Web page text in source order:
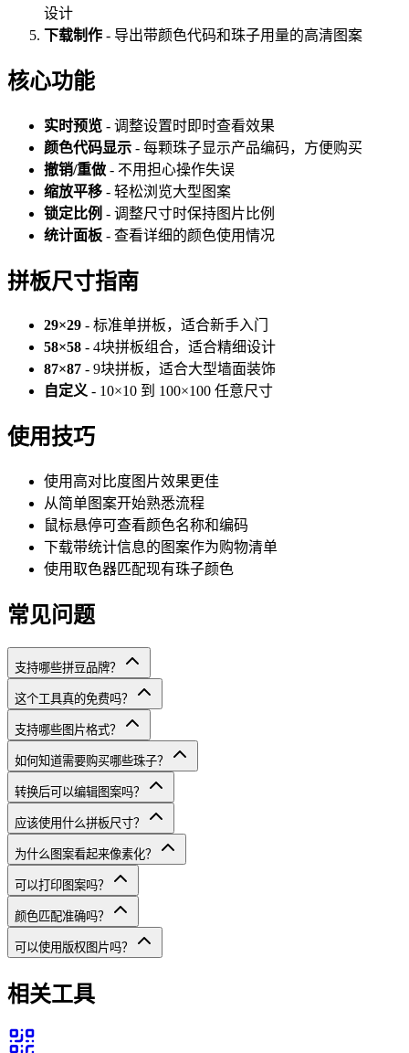
设计
下载制作 - 导出带颜色代码和珠子用量的高清图案
核心功能
实时预览 - 调整设置时即时查看效果
颜色代码显示 - 每颗珠子显示产品编码，方便购买
撤销/重做 - 不用担心操作失误
缩放平移 - 轻松浏览大型图案
锁定比例 - 调整尺寸时保持图片比例
统计面板 - 查看详细的颜色使用情况
拼板尺寸指南
29×29 - 标准单拼板，适合新手入门
58×58 - 4块拼板组合，适合精细设计
87×87 - 9块拼板，适合大型墙面装饰
自定义 - 10×10 到 100×100 任意尺寸
使用技巧
使用高对比度图片效果更佳
从简单图案开始熟悉流程
鼠标悬停可查看颜色名称和编码
下载带统计信息的图案作为购物清单
使用取色器匹配现有珠子颜色
常见问题
支持哪些拼豆品牌？
这个工具真的免费吗？
支持哪些图片格式？
如何知道需要购买哪些珠子？
转换后可以编辑图案吗？
应该使用什么拼板尺寸？
为什么图案看起来像素化？
可以打印图案吗？
颜色匹配准确吗？
可以使用版权图片吗？
相关工具